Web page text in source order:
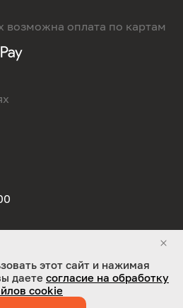
возможна оплата по картам
Все права защищены 2026
этот сайт и нажимая
даете согласие на обработку
cookie